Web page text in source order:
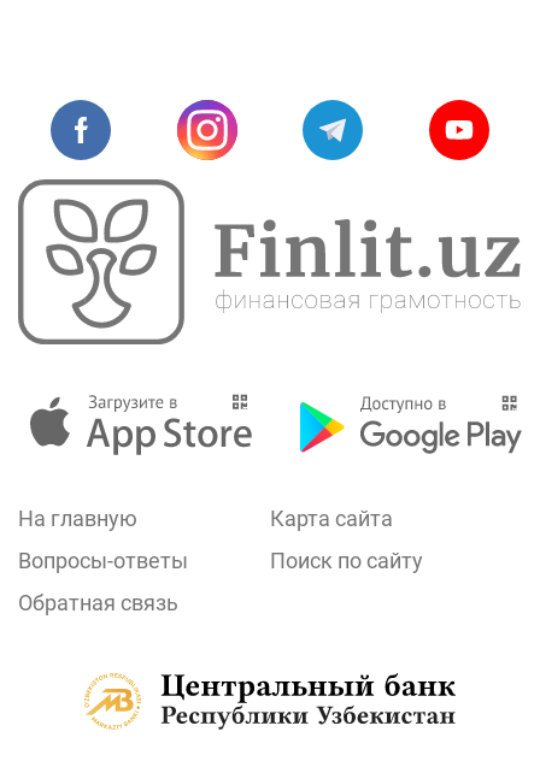
На главную
Карта сайта
Вопросы-ответы
Поиск по сайту
Обратная связь